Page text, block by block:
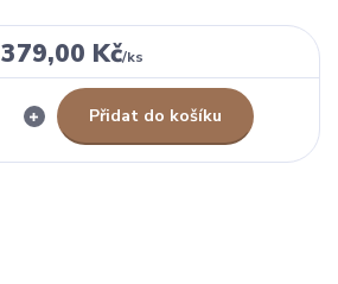
379,00 Kč/ks
Přidat do košíku